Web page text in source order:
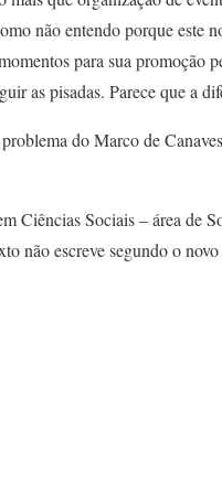
não entendo porque
para sua promoção
as pisadas. Parece que a
do Marco de
Ciências Sociais – área de
não escreve segundo o